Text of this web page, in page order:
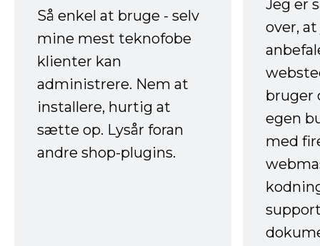
Så enkel at bruge - selv
mine mest teknofobe
klienter kan
administrere. Nem at
installere, hurtig at
sætte op. Lysår foran
andre shop-plugins.
Jeg er
over,
bruger
egen
med